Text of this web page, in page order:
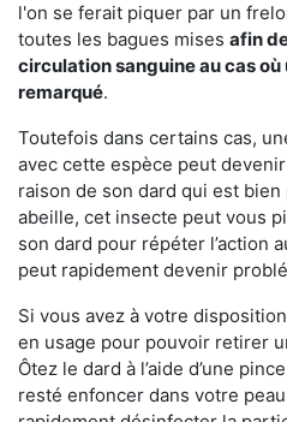
l'on se ferait piquer par un
toutes les bagues mises afin
circulation sanguine au cas
remarqué.
Toutefois dans certains cas,
avec cette espèce peut
raison de son dard qui est bien
abeille, cet insecte peut vous
son dard pour répéter l’action
peut rapidement devenir
Si vous avez à votre
en usage pour pouvoir retirer
Ôtez le dard à l’aide d’une
resté enfoncer dans votre